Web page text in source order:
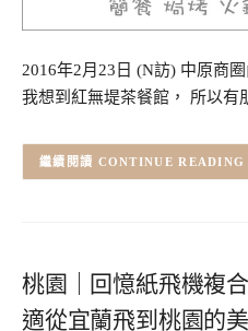
2016年2月23日 (N訪) 中原商
我想到紅無堤茶餐館， 所以
CONTINUE READING
桃園｜回憶紙飛機複
適從宜蘭飛到桃園的